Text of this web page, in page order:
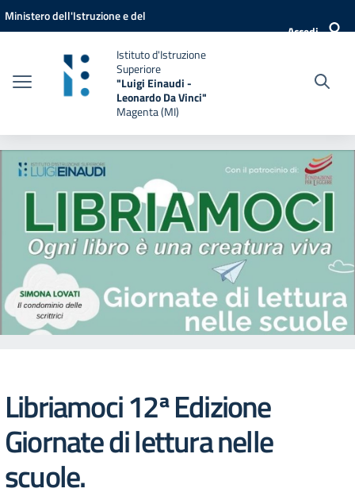
Vai ai contenuti
Vai al menu di navigazione
Vai al footer
Ministero dell'Istruzione e del
Accedi
Istituto d'Istruzione
Superiore
"Luigi Einaudi -
Leonardo Da Vinci"
Magenta (MI)
Libriamoci 12ª Edizione
Giornate di lettura nelle
scuole.